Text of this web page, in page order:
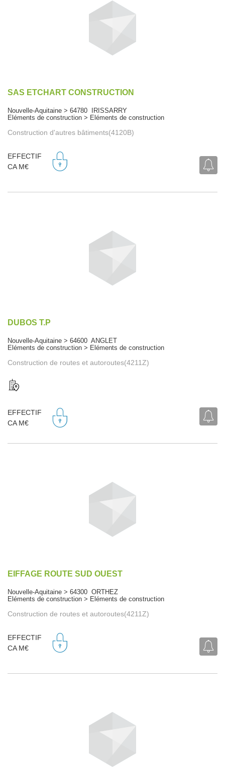
SAS ETCHART CONSTRUCTION
Nouvelle-Aquitaine > 64780 IRISSARRY
Eléments de construction > Eléments de construction
Construction d'autres bâtiments(4120B)
EFFECTIF
CA M€
DUBOS T.P
Nouvelle-Aquitaine > 64600 ANGLET
Eléments de construction > Eléments de construction
Construction de routes et autoroutes(4211Z)
EFFECTIF
CA M€
EIFFAGE ROUTE SUD OUEST
Nouvelle-Aquitaine > 64300 ORTHEZ
Eléments de construction > Eléments de construction
Construction de routes et autoroutes(4211Z)
EFFECTIF
CA M€